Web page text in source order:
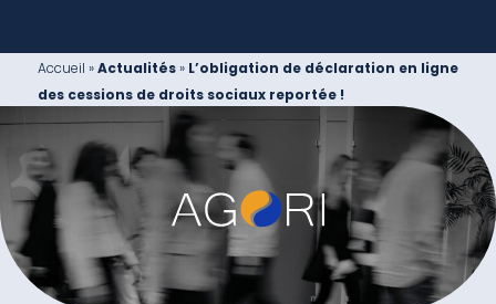
Accueil »Actualités» L’obligation de déclaration en ligne
des cessions de droits sociaux reportée !